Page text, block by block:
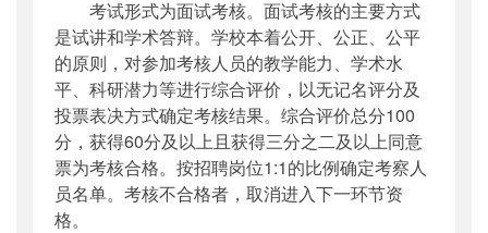
考试形式为面试考核。面试考核的主要方式
是试讲和学术答辩。学校本着公开、公正、公平
的原则，对参加考核人员的教学能力、学术水
平、科研潜力等进行综合评价，以无记名评分及
投票表决方式确定考核结果。综合评价总分100
分，获得60分及以上且获得三分之二及以上同意
票为考核合格。按招聘岗位1:1的比例确定考察人
员名单。考核不合格者，取消进入下一环节资
格。